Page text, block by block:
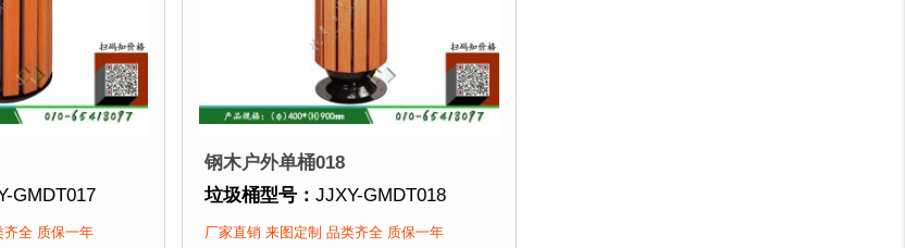
GMDT017
高695mm
齐全 质保一年
钢木户外单桶018
垃圾桶型号：JJXY-GMDT018
垃圾桶规格：直径400mm 高900mm
厂家直销 来图定制 品类齐全 质保一年